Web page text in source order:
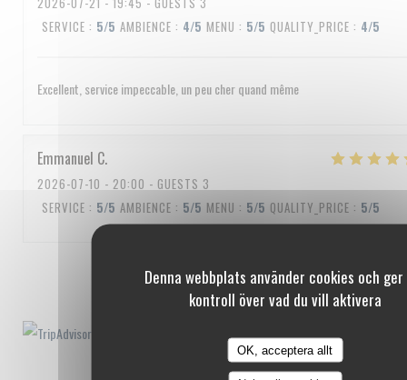
Denna webbplats använder cookies och
kontroll över vad du vill aktivera
OK, acceptera allt
SERVICE : 5/5 AMBIENCE : 4/5 MENU : 5/5 QUALITY_PRICE : 4/5
Excellent, service impeccable, un peu cher quand même
Emmanuel C
2026-07-10 - 20:00 - GUESTS 3
SERVICE : 5/5 AMBIENCE : 5/5 MENU : 5/5 QUALITY_PRICE : 5/5
1 2 3